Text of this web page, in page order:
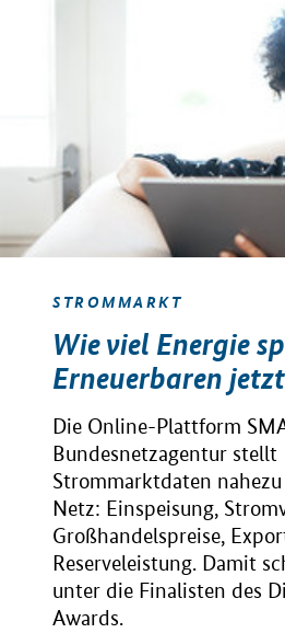
STROMMARKT
Wie viel Energie
Erneuerbaren
Die Online-Plattform
Bundesnetzagentur stellt
Strommarktdaten
Netz: Einspeisung,
Großhandelspreise,
Reserveleistung. Damit
unter die Finalisten des
Awards.